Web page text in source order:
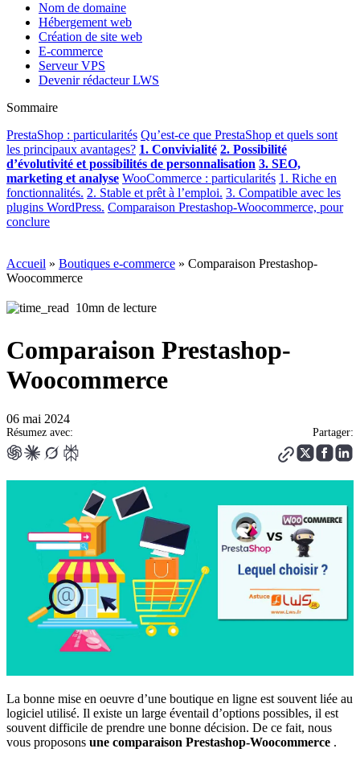
Nom de domaine
Hébergement web
Création de site web
E-commerce
Serveur VPS
Devenir rédacteur LWS
Sommaire
PrestaShop : particularités Qu’est-ce que PrestaShop et quels sont
les principaux avantages? 1. Convivialité 2. Possibilité
d’évolutivité et possibilités de personnalisation 3. SEO,
marketing et analyse WooCommerce : particularités 1. Riche en
fonctionnalités. 2. Stable et prêt à l’emploi. 3. Compatible avec les
plugins WordPress. Comparaison Prestashop-Woocommerce, pour
conclure
Accueil » Boutiques e-commerce » Comparaison Prestashop-
Woocommerce
10mn de lecture
Comparaison Prestashop-
Woocommerce
06 mai 2024
Résumez avec: Partager:
La bonne mise en oeuvre d’une boutique en ligne est souvent liée au
logiciel utilisé. Il existe un large éventail d’options possibles, il est
souvent difficile de prendre une bonne décision. De ce fait, nous
vous proposons une comparaison Prestashop-Woocommerce .